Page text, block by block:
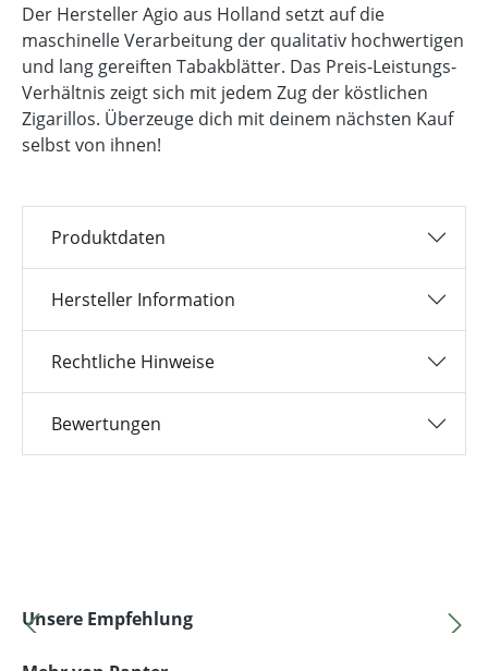
Der Hersteller Agio aus Holland setzt auf die
maschinelle Verarbeitung der qualitativ hochwertigen
und lang gereiften Tabakblätter. Das Preis-Leistungs-
Verhältnis zeigt sich mit jedem Zug der köstlichen
Zigarillos. Überzeuge dich mit deinem nächsten Kauf
selbst von ihnen!
Produktdaten
Hersteller Information
Rechtliche Hinweise
Bewertungen
Produktgalerie überspringen
Unsere Empfehlung